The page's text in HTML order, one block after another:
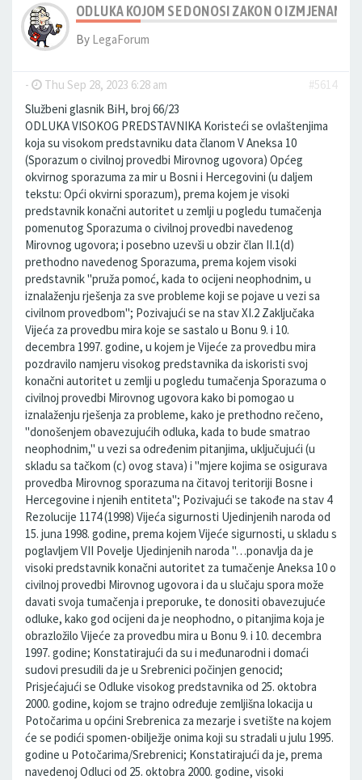
ODLUKA KOJOM SE DONOSI ZAKON O IZMJENAMA
By LegaForum
- Thu Sep 28, 2023 6:28 am
#5614
Službeni glasnik BiH, broj 66/23
ODLUKA VISOKOG PREDSTAVNIKA Koristeći se ovlaštenjima
koja su visokom predstavniku data članom V Aneksa 10
(Sporazum o civilnoj provedbi Mirovnog ugovora) Općeg
okvirnog sporazuma za mir u Bosni i Hercegovini (u daljem
tekstu: Opći okvirni sporazum), prema kojem je visoki
predstavnik konačni autoritet u zemlji u pogledu tumačenja
pomenutog Sporazuma o civilnoj provedbi navedenog
Mirovnog ugovora; i posebno uzevši u obzir član II.1(d)
prethodno navedenog Sporazuma, prema kojem visoki
predstavnik "pruža pomoć, kada to ocijeni neophodnim, u
iznalaženju rješenja za sve probleme koji se pojave u vezi sa
civilnom provedbom"; Pozivajući se na stav XI.2 Zaključaka
Vijeća za provedbu mira koje se sastalo u Bonu 9. i 10.
decembra 1997. godine, u kojem je Vijeće za provedbu mira
pozdravilo namjeru visokog predstavnika da iskoristi svoj
konačni autoritet u zemlji u pogledu tumačenja Sporazuma o
civilnoj provedbi Mirovnog ugovora kako bi pomogao u
iznalaženju rješenja za probleme, kako je prethodno rečeno,
"donošenjem obavezujućih odluka, kada to bude smatrao
neophodnim," u vezi sa određenim pitanjima, uključujući (u
skladu sa tačkom (c) ovog stava) i "mjere kojima se osigurava
provedba Mirovnog sporazuma na čitavoj teritoriji Bosne i
Hercegovine i njenih entiteta"; Pozivajući se takođe na stav 4
Rezolucije 1174 (1998) Vijeća sigurnosti Ujedinjenih naroda od
15. juna 1998. godine, prema kojem Vijeće sigurnosti, u skladu s
poglavljem VII Povelje Ujedinjenih naroda "…ponavlja da je
visoki predstavnik konačni autoritet za tumačenje Aneksa 10 o
civilnoj provedbi Mirovnog ugovora i da u slučaju spora može
davati svoja tumačenja i preporuke, te donositi obavezujuće
odluke, kako god ocijeni da je neophodno, o pitanjima koja je
obrazložilo Vijeće za provedbu mira u Bonu 9. i 10. decembra
1997. godine; Konstatirajući da su i međunarodni i domaći
sudovi presudili da je u Srebrenici počinjen genocid;
Prisjećajući se Odluke visokog predstavnika od 25. oktobra
2000. godine, kojom se trajno određuje zemljišna lokacija u
Potočarima u općini Srebrenica za mezarje i svetište na kojem
će se podići spomen-obilježje onima koji su stradali u julu 1995.
godine u Potočarima/Srebrenici; Konstatirajući da je, prema
navedenoj Odluci od 25. oktobra 2000. godine, visoki